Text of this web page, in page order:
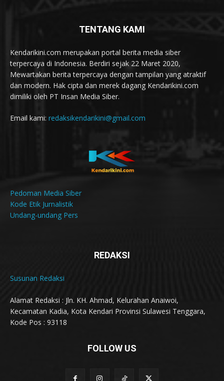
TENTANG KAMI
Kendarikini.com merupakan portal berita media siber
terpercaya di Indonesia. Berdiri sejak 22 Maret 2020,
Mewartakan berita terpercaya dengan tampilan yang atraktif
dan modern. Hak cipta dan merek dagang Kendarikini.com
dimiliki oleh PT Insan Media Siber.
Email kami: redaksikendarikini@gmail.com
Pedoman Media Siber
Kode Etik Jurnalistik
Undang-undang Pers
REDAKSI
Susunan Redaksi
Alamat Redaksi : Jln. KH. Ahmad, Kelurahan Anaiwoi,
Kecamatan Kadia, Kota Kendari Provinsi Sulawesi Tenggara,
Kode Pos : 93118
FOLLOW US